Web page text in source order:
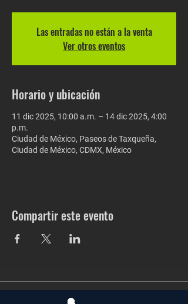
Las entradas no están a la venta
Ver otros eventos
Horario y ubicación
11 dic 2025, 10:00 a.m. – 14 dic 2025, 4:00
p.m.
Ciudad de México, Paseos de Taxqueña,
Ciudad de México, CDMX, México
Compartir este evento